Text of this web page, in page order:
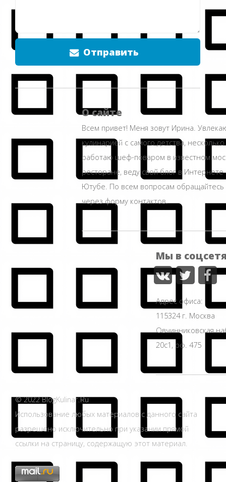
Отправить
О сайте
Всем привет! Меня зовут Ирина.
кулинарией с самого детства,
работаю шеф-поваром в известном
ресторане, веду свой блог в Интернете
Ютубе. По всем вопросам
через форму контактов.
Мы в
Адрес офиса:
115324 г. Москва
Овчинниковская
20с1, оф. 475
© 2022 BlogKulinar.Ru
Использование любых материалов с данного сайта
разрешено исключительно при указании прямой
ссылки на страницу, содержащую этот материал.